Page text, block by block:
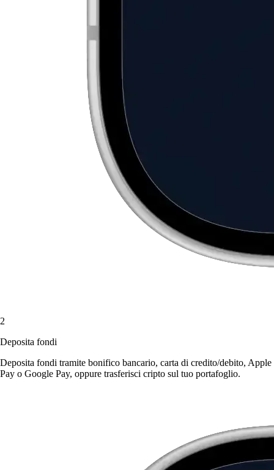
2
Deposita fondi
Deposita fondi tramite bonifico bancario, carta di credito/debito, Apple
Pay o Google Pay, oppure trasferisci cripto sul tuo portafoglio.